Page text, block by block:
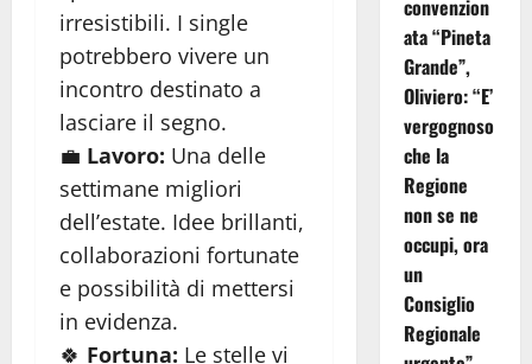
irresistibili. I single
potrebbero vivere un
incontro destinato a
lasciare il segno.
💼 Lavoro: Una delle
settimane migliori
dell’estate. Idee brillanti,
collaborazioni fortunate
e possibilità di mettersi
in evidenza.
🍀 Fortuna: Le stelle vi
convenzion
ata “Pineta
Grande”,
Oliviero: “E’
vergognoso
che la
Regione
non se ne
occupi, ora
un
Consiglio
Regionale